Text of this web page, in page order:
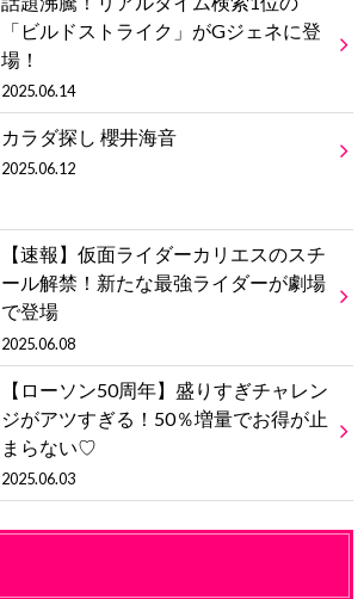
「ビルドストライク」がGジェネに登
場！
2025.06.14
カラダ探し 櫻井海音
2025.06.12
【速報】仮面ライダーカリエスのスチ
ール解禁！新たな最強ライダーが劇場
で登場
2025.06.08
【ローソン50周年】盛りすぎチャレン
ジがアツすぎる！50％増量でお得が止
まらない♡
2025.06.03